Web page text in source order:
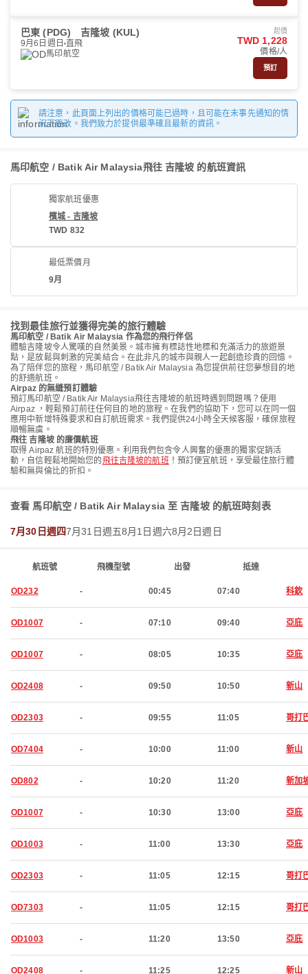
巴東 (PDG) 吉隆坡 (KUL)
9月6日週日 直飛
馬印航空
起價
TWD 1,228
價格/人
預訂
請注意，此頁面上列出的價格可能已過時，且可能在未事先通知的情
況下更改。我們致力於提供最準確且最新的資訊。
馬印航空 / Batik Air Malaysia飛往 吉隆坡 的航班資訊
獨家航班優惠
檳城 - 吉隆坡
TWD 832
最低票價月
9月
找到最佳旅行並獲得完美的旅行體驗
馬印航空 / Batik Air Malaysia 作為您的飛行伴侶
體驗吉隆坡令人驚嘆的自然美景。城市擁有標誌性地標和充滿活力的旅遊景
點，是放鬆與刺激的完美結合。在此非凡的城市與親人一起創造珍貴的回憶。
為了陪伴您的旅程，馬印航空 / Batik Air Malaysia 為您提供前往您夢想目的地
的舒適航班。
Airpaz 的無縫預訂體驗
預訂馬印航空 / Batik Air Malaysia飛往吉隆坡的航班時遇到問題嗎？使用
Airpaz ，輕鬆預訂前往任何目的地的旅程。在我們的協助下，您可以在同一個
應用中新增特殊要求和自訂航班需求。我們提供24小時全天候客服，確保旅程
順暢無虞。
飛往 吉隆坡 的廉價航班
取得 Airpaz 航班的特別優惠。利用我們包含令人興奮的優惠的獨家促銷活
動，自信輕鬆地開始您的飛往吉隆坡的航班 ！預訂便宜航班，享受最佳旅行體
驗和無與倫比的折扣。
查看 馬印航空 / Batik Air Malaysia 至 吉隆坡 的航班時刻表
7月30日週四7月31日週五8月1日週六8月2日週日
航班號 飛機型號 出發 抵達
OD232 - 00:45 07:40 科欽
OD1007 - 07:10 09:40 亞庇
OD1007 - 08:05 10:35 亞庇
OD2408 - 09:50 10:50 新山
OD2303 - 09:55 11:05 哥打
OD7404 - 10:00 11:00 新山
OD802 - 10:20 11:20 新加
OD1007 - 10:30 13:00 亞庇
OD1003 - 11:00 13:30 亞庇
OD2303 - 11:05 12:15 哥打
OD7303 - 11:05 12:15 哥打
OD1003 - 11:20 13:50 亞庇
OD2408 - 11:25 12:25 新山